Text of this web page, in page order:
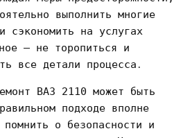
выполнить многие
сэкономить на услугах
– не торопиться и
все детали процесса․
ВАЗ 2110 может быть
подходе вполне
помнить о безопасности и